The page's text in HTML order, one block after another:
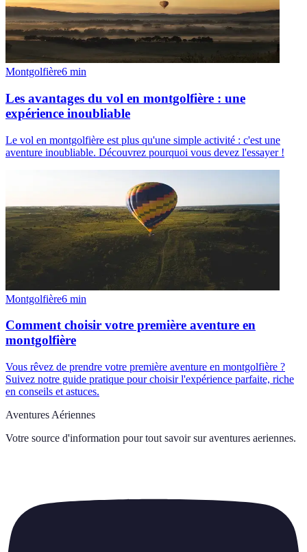
Montgolfière6 min
Les avantages du vol en montgolfière : une
expérience inoubliable
Le vol en montgolfière est plus qu'une simple activité : c'est une
aventure inoubliable. Découvrez pourquoi vous devez l'essayer !
Montgolfière6 min
Comment choisir votre première aventure en
montgolfière
Vous rêvez de prendre votre première aventure en montgolfière ?
Suivez notre guide pratique pour choisir l'expérience parfaite, riche
en conseils et astuces.
Aventures Aériennes
Votre source d'information pour tout savoir sur aventures aeriennes.